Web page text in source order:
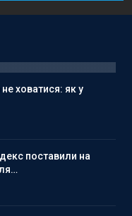
ховатися: як у
поставили на